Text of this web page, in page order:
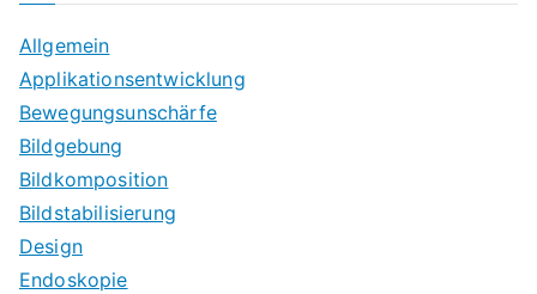
Allgemein
Applikationsentwicklung
Bewegungsunschärfe
Bildgebung
Bildkomposition
Bildstabilisierung
Design
Endoskopie